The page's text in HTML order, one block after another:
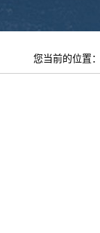
您当前的位置：